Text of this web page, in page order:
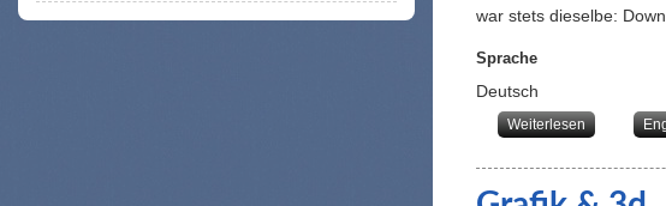
war stets dieselbe:
Sprache
Deutsch
Weiterlesenüber Das